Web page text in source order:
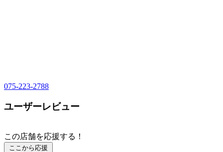
075-223-2788
ユーザーレビュー
この店舗を応援する！
ここから応援